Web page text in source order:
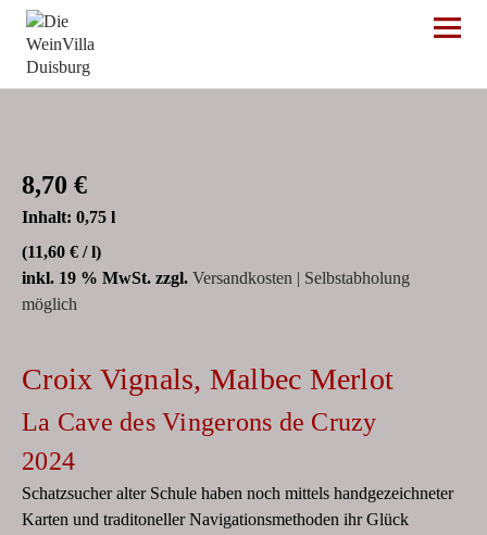
Die WeinVilla Duisburg
8,70 €
Inhalt: 0,75 l
(11,60 € /l)
inkl. 19 % MwSt. zzgl. Versandkosten | Selbstabholung
möglich
Croix Vignals, Malbec Merlot
La Cave des Vingerons de Cruzy
2024
Schatzsucher alter Schule haben noch mittels handgezeichneter
Karten und traditoneller Navigationsmethoden ihr Glück